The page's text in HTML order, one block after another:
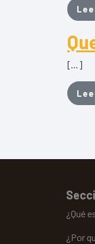
[…]
¿Qué
¿Por